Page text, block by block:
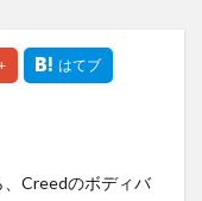
、Creedのボディバ